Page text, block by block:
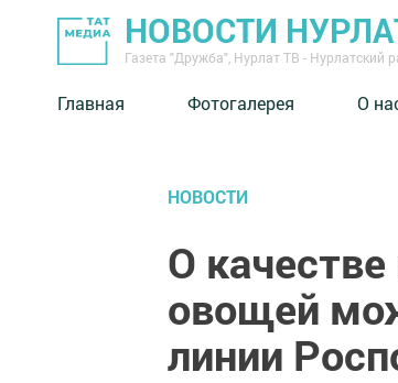
НОВОСТИ
Газета "Дружба", Нурлат ТВ - Нурлатский
Главная Фотогалерея О
НОВОСТИ
О
овощей
линии